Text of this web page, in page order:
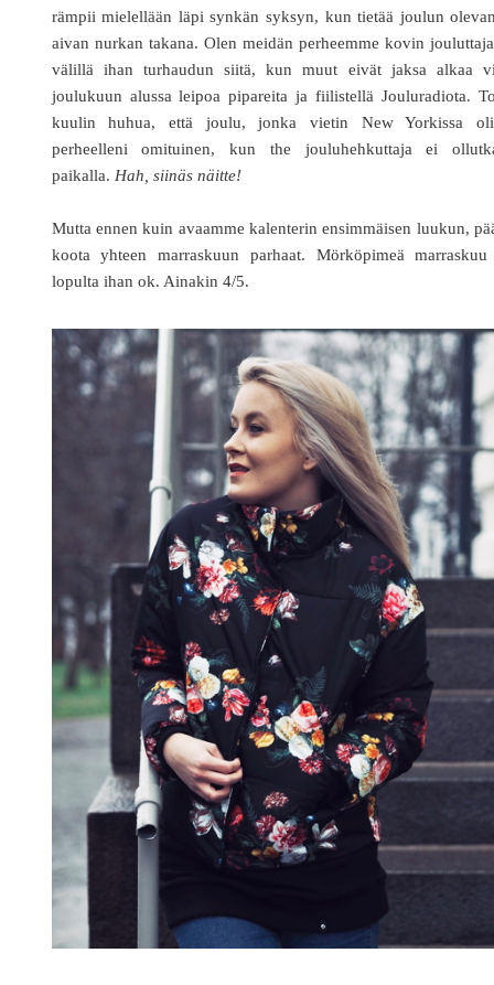
rämpii mielellään läpi synkän syksyn, kun tietää joulun
aivan nurkan takana. Olen meidän perheemme kovin
välillä ihan turhaudun siitä, kun muut eivät jaksa alkaa
joulukuun alussa leipoa pipareita ja fiilistellä Jouluradiota.
kuulin huhua, että joulu, jonka vietin New Yorkissa
perheelleni omituinen, kun the jouluhehkuttaja ei
paikalla. Hah, siinäs näitte!
Mutta ennen kuin avaamme kalenterin ensimmäisen luukun,
koota yhteen marraskuun parhaat. Mörköpimeä
lopulta ihan ok. Ainakin 4/5.